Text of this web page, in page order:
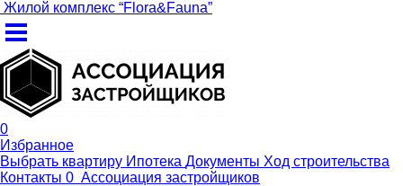
Жилой комплекс “Flora&Fauna”
0
Избранное
Выбрать квартиру Ипотека Документы Ход строительства
Контакты 0 Ассоциация застройщиков